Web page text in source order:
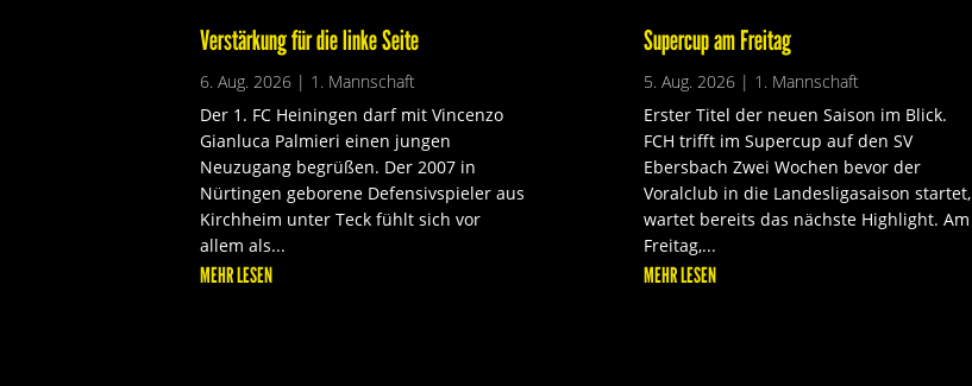
Verstärkung für die linke Seite
6. Aug. 2026 | 1. Mannschaft
Der 1. FC Heiningen darf mit Vincenzo
Gianluca Palmieri einen jungen
Neuzugang begrüßen. Der 2007 in
Nürtingen geborene Defensivspieler aus
Kirchheim unter Teck fühlt sich vor
allem als...
MEHR LESEN
Supercup am Freitag
5. Aug. 2026 | 1. Mannschaft
Erster Titel der neuen Saison im Blick.
FCH trifft im Supercup auf den SV
Ebersbach Zwei Wochen bevor der
Voralclub in die Landesligasaison startet,
wartet bereits das nächste Highlight. Am
Freitag,...
MEHR LESEN